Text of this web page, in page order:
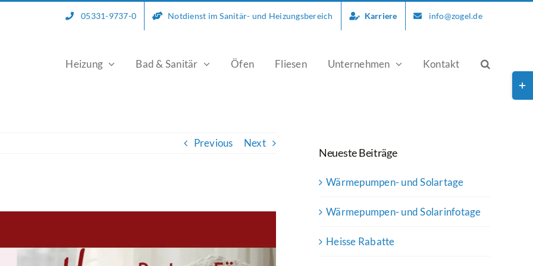
05331-9737-0 Notdienst im Sanitär- und Heizungsbereich Karriere info@zogel.de
Heizung Bad & Sanitär Öfen Fliesen Unternehmen Kontakt
Previous Next
Neueste Beiträge
Wärmepumpen- und Solartage
Wärmepumpen- und Solarinfotage
Heisse Rabatte